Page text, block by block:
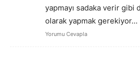
yapmayı sadaka verir gibi
olarak yapmak gerekiyor…
Yorumu Cevapla